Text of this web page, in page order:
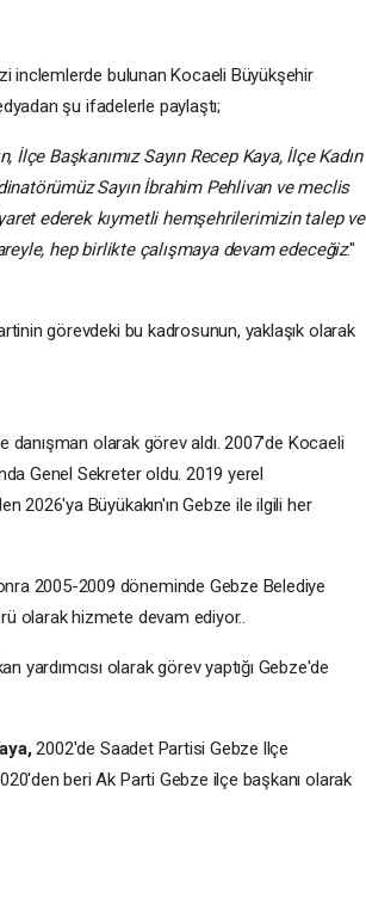
inclemlerde bulunan Kocaeli Büyükşehir
şu ifadelerle paylaştı;
İlçe Başkanımız Sayın Recep Kaya, İlçe Kadın
Sayın İbrahim Pehlivan ve meclis
ederek kıymetli hemşehrilerimizin talep ve
hep birlikte çalışmaya devam edeceğiz."
görevdeki bu kadrosunun, yaklaşık olarak
danışman olarak görev aldı. 2007'de Kocaeli
Genel Sekreter oldu. 2019 yerel
2026'ya Büyükakın'ın Gebze ile ilgili her
2005-2009 döneminde Gebze Belediye
olarak hizmete devam ediyor..
yardımcısı olarak görev yaptığı Gebze'de
2002'de Saadet Partisi Gebze llçe
beri Ak Parti Gebze ilçe başkanı olarak